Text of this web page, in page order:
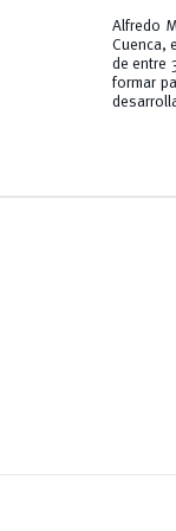
Alfredo
Cuenca,
de entre
formar